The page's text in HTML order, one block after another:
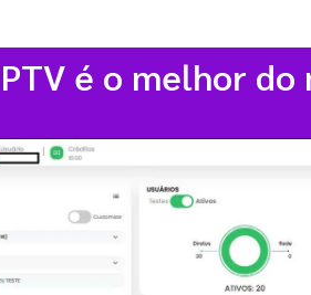
é o melhor do